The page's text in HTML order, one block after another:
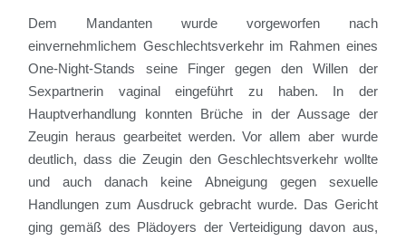
Dem Mandanten wurde vorgeworfen nach
einvernehmlichem Geschlechtsverkehr im Rahmen eines
One-Night-Stands seine Finger gegen den Willen der
Sexpartnerin vaginal eingeführt zu haben. In der
Hauptverhandlung konnten Brüche in der Aussage der
Zeugin heraus gearbeitet werden. Vor allem aber wurde
deutlich, dass die Zeugin den Geschlechtsverkehr wollte
und auch danach keine Abneigung gegen sexuelle
Handlungen zum Ausdruck gebracht wurde. Das Gericht
ging gemäß des Plädoyers der Verteidigung davon aus,